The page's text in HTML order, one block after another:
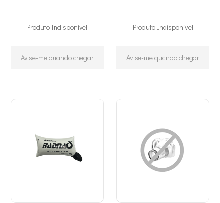
Produto Indisponível
Avise-me quando chegar
Produto Indisponível
Avise-me quando chegar